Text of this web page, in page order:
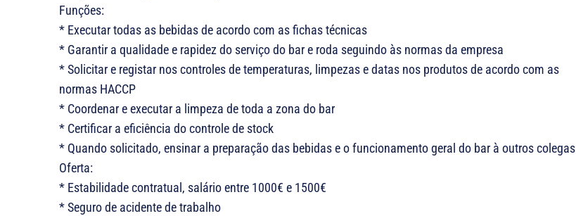
Funções:
* Executar todas as bebidas de acordo com as fichas técnicas
* Garantir a qualidade e rapidez do serviço do bar e roda seguindo às normas da empresa
* Solicitar e registar nos controles de temperaturas, limpezas e datas nos produtos de acordo com as
normas HACCP
* Coordenar e executar a limpeza de toda a zona do bar
* Certificar a eficiência do controle de stock
* Quando solicitado, ensinar a preparação das bebidas e o funcionamento geral do bar à outros colegas
Oferta:
* Estabilidade contratual, salário entre 1000€ e 1500€
* Seguro de acidente de trabalho